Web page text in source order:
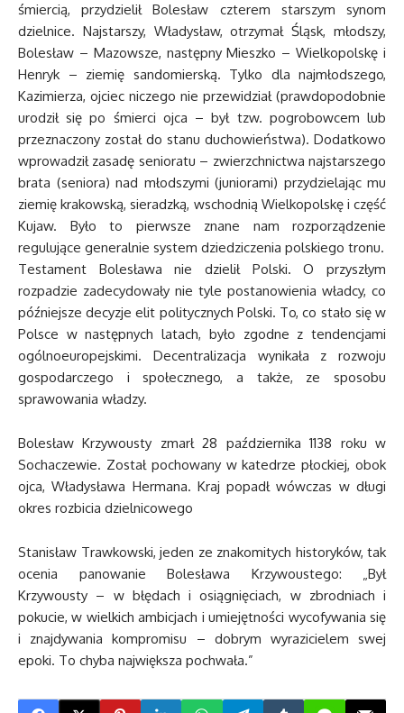
śmiercią, przydzielił Bolesław czterem starszym synom
dzielnice. Najstarszy, Władysław, otrzymał Śląsk, młodszy,
Bolesław – Mazowsze, następny Mieszko – Wielkopolskę i
Henryk – ziemię sandomierską. Tylko dla najmłodszego,
Kazimierza, ojciec niczego nie przewidział (prawdopodobnie
urodził się po śmierci ojca – był tzw. pogrobowcem lub
przeznaczony został do stanu duchowieństwa). Dodatkowo
wprowadził zasadę senioratu – zwierzchnictwa najstarszego
brata (seniora) nad młodszymi (juniorami) przydzielając mu
ziemię krakowską, sieradzką, wschodnią Wielkopolskę i część
Kujaw. Było to pierwsze znane nam rozporządzenie
regulujące generalnie system dziedziczenia polskiego tronu.
Testament Bolesława nie dzielił Polski. O przyszłym
rozpadzie zadecydowały nie tyle postanowienia władcy, co
późniejsze decyzje elit politycznych Polski. To, co stało się w
Polsce w następnych latach, było zgodne z tendencjami
ogólnoeuropejskimi. Decentralizacja wynikała z rozwoju
gospodarczego i społecznego, a także, ze sposobu
sprawowania władzy.
Bolesław Krzywousty zmarł 28 października 1138 roku w
Sochaczewie. Został pochowany w katedrze płockiej, obok
ojca, Władysława Hermana. Kraj popadł wówczas w długi
okres rozbicia dzielnicowego
Stanisław Trawkowski, jeden ze znakomitych historyków, tak
ocenia panowanie Bolesława Krzywoustego: „Był
Krzywousty – w błędach i osiągnięciach, w zbrodniach i
pokucie, w wielkich ambicjach i umiejętności wycofywania się
i znajdywania kompromisu – dobrym wyrazicielem swej
epoki. To chyba największa pochwała.”